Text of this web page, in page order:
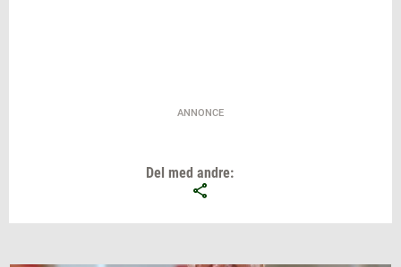
ANNONCE
Del med andre: